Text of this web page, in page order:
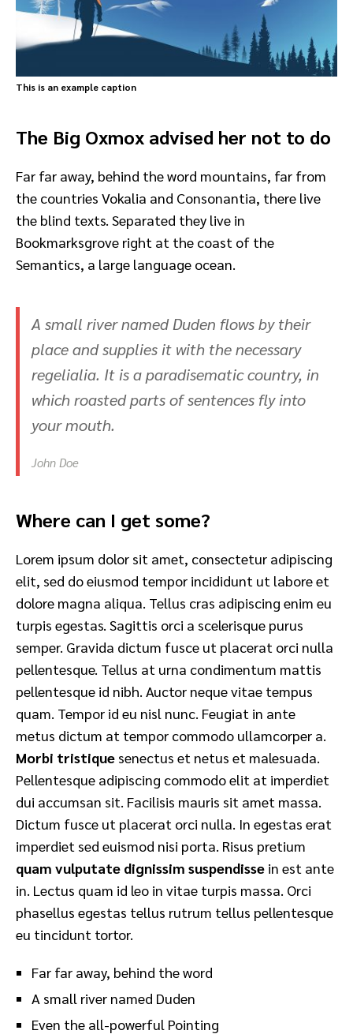
This is an example caption
The Big Oxmox advised her not to do
Far far away, behind the word mountains, far from
the countries Vokalia and Consonantia, there live
the blind texts. Separated they live in
Bookmarksgrove right at the coast of the
Semantics, a large language ocean.
A small river named Duden flows by their
place and supplies it with the necessary
regelialia. It is a paradisematic country, in
which roasted parts of sentences fly into
your mouth.
John Doe
Where can I get some?
Lorem ipsum dolor sit amet, consectetur adipiscing
elit, sed do eiusmod tempor incididunt ut labore et
dolore magna aliqua. Tellus cras adipiscing enim eu
turpis egestas. Sagittis orci a scelerisque purus
semper. Gravida dictum fusce ut placerat orci nulla
pellentesque. Tellus at urna condimentum mattis
pellentesque id nibh. Auctor neque vitae tempus
quam. Tempor id eu nisl nunc. Feugiat in ante
metus dictum at tempor commodo ullamcorper a.
Morbi tristique senectus et netus et malesuada.
Pellentesque adipiscing commodo elit at imperdiet
dui accumsan sit. Facilisis mauris sit amet massa.
Dictum fusce ut placerat orci nulla. In egestas erat
imperdiet sed euismod nisi porta. Risus pretium
quam vulputate dignissim suspendisse in est ante
in. Lectus quam id leo in vitae turpis massa. Orci
phasellus egestas tellus rutrum tellus pellentesque
eu tincidunt tortor.
Far far away, behind the word
A small river named Duden
Even the all-powerful Pointing